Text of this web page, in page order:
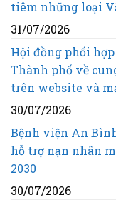
tiêm những loại
31/07/2026
Hội đồng phối
Thành phố về
trên website và
30/07/2026
Bệnh viện An
hỗ trợ nạn nhân
2030
30/07/2026